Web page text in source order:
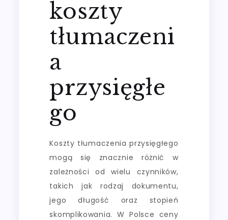
koszty
tłumaczeni
a
przysięgłe
go
Koszty tłumaczenia przysięgłego
mogą się znacznie różnić w
zależności od wielu czynników,
takich jak rodzaj dokumentu,
jego długość oraz stopień
skomplikowania. W Polsce ceny